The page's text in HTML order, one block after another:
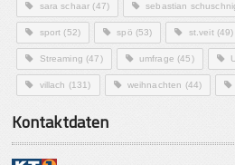
sara schaar (47) sebastian
sport (52) spö (53) st.veit(49)
Streaming (47) umfrage (45)
villach (131) weihnachten (44)
Kontaktdaten